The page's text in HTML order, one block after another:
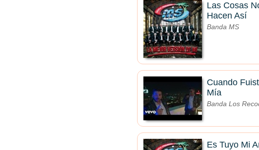
Las Cosas
Hacen Así
Banda MS
Cuando
Mía
Banda Los
Es Tuyo Mi